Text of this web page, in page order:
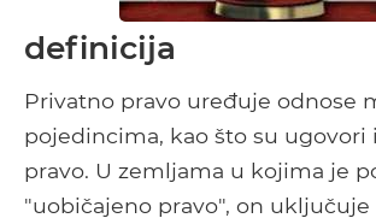
definicija
Privatno pravo uređuje odnose
pojedincima, kao što su ugovori
pravo. U zemljama u kojima je
"uobičajeno pravo", on uključuje